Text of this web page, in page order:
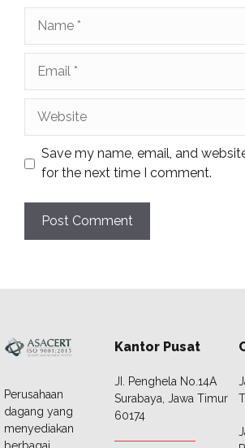
Save my name, email, and
for the next time I comment.
Perusahaan
dagang yang
menyediakan
Kantor Pusat
JI. Penghela No.14A
Surabaya, Jawa Timur
60174